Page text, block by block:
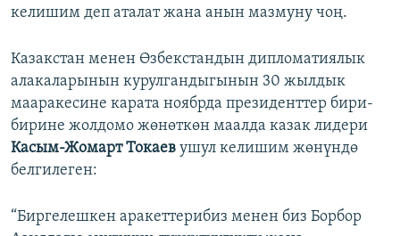
келишим деп аталат жана анын мазмуну чоң.
Казакстан менен Өзбекстандын дипломатиялык
алакаларынын курулгандыгынын 30 жылдык
мааракесине карата ноябрда президенттер бири-
бирине жолдомо жөнөткөн маалда казак лидери
Касым-Жомарт Токаев ушул келишим жөнүндө
белгилеген:
“Биргелешкен аракеттерибиз менен биз Борбор